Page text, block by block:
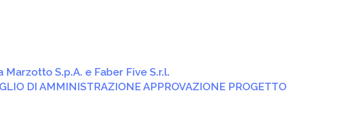
S.p.A. e Faber Five S.r.l.
DI AMMINISTRAZIONE APPROVAZIONE PROGETTO